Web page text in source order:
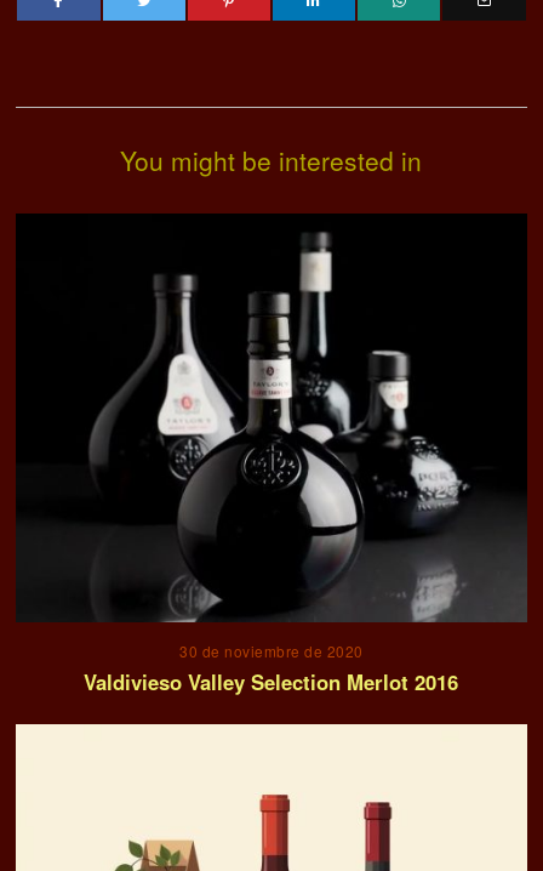
You might be interested in
30 de noviembre de 2020
Valdivieso Valley Selection Merlot 2016